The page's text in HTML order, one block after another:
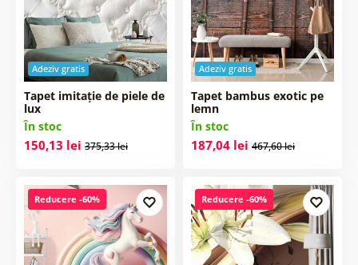
Adeziv gratis
Tapet imitație de piele de
lux
În stoc
150,13 lei 375,33 lei
Adeziv gratis
Tapet bambus exotic pe
lemn
În stoc
187,04 lei 467,60 lei
Reducere -60% Reducere -60%